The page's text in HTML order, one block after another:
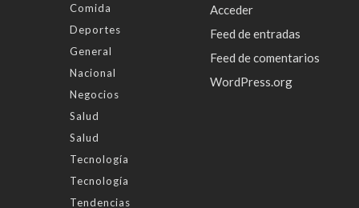
Comida
Deportes
General
Nacional
Negocios
Salud
Salud
Tecnología
Tecnología
Tendencias
Acceder
Feed de entradas
Feed de comentarios
WordPress.org